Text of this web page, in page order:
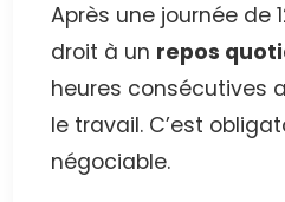
Après une journée de
droit à un repos
heures consécutives
le travail. C’est
négociable.